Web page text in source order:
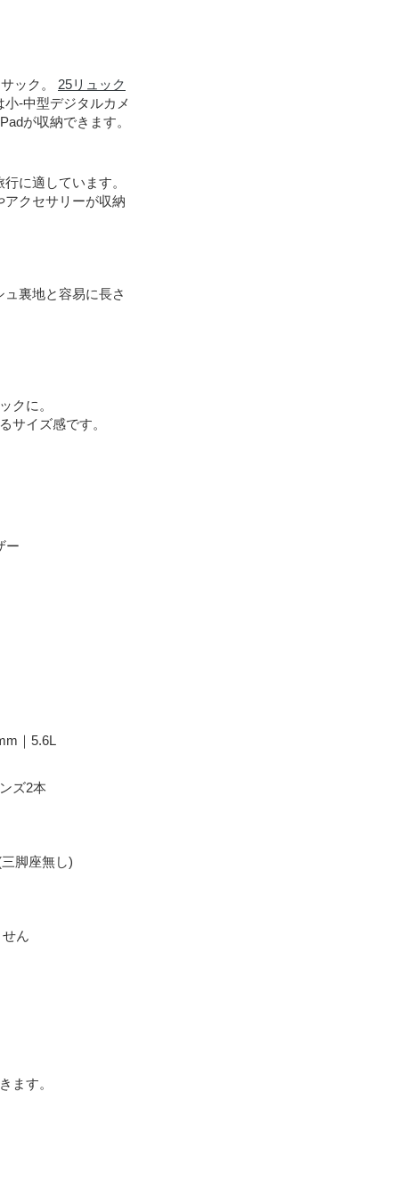
ック。 25リュック
-中型デジタルカメ
が収納できます。
に適しています。
クセサリーが収納
裏地と容易に長さ
クに。
サイズ感です。
ー
｜5.6L
ズ2本
脚座無し)
ん
ます。